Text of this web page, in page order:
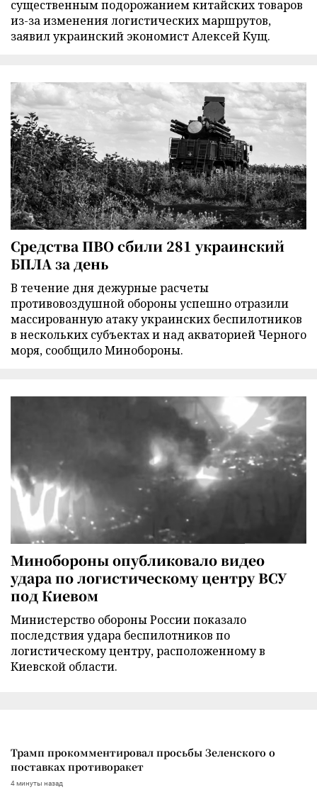
существенным подорожанием китайских товаров
из-за изменения логистических маршрутов,
заявил украинский экономист Алексей Кущ.
Средства ПВО сбили 281 украинский
БПЛА за день
В течение дня дежурные расчеты
противовоздушной обороны успешно отразили
массированную атаку украинских беспилотников
в нескольких субъектах и над акваторией Черного
моря, сообщило Минобороны.
Минобороны опубликовало видео
удара по логистическому центру ВСУ
под Киевом
Министерство обороны России показало
последствия удара беспилотников по
логистическому центру, расположенному в
Киевской области.
Трамп прокомментировал просьбы Зеленского о
поставках противоракет
4 минуты назад